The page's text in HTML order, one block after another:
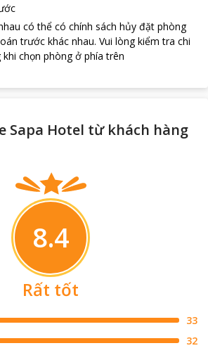
có thể có chính sách hủy đặt phòng
trước khác nhau. Vui lòng kiểm tra chi
chọn phòng ở phía trên
Sapa Hotel từ khách hàng
8.4
Rất tốt
33
32